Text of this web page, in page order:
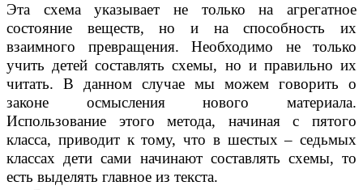
Эта схема указывает не только на агрегатное
состояние веществ, но и на способность их
взаимного превращения. Необходимо не только
учить детей составлять схемы, но и правильно их
читать. В данном случае мы можем говорить о
законе осмысления нового материала.
Использование этого метода, начиная с пятого
класса, приводит к тому, что в шестых – седьмых
классах дети сами начинают составлять схемы, то
есть выделять главное из текста.